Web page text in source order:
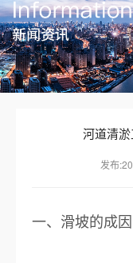
河道清
发布
一、滑坡的